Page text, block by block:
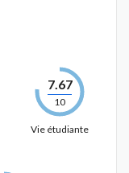
7.67
10
Vie étudiante